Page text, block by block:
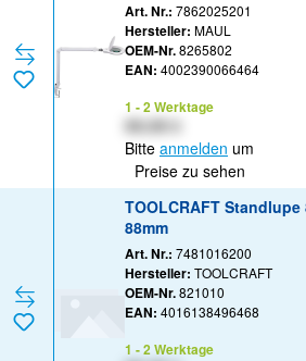
Art. Nr.: 7862025201
Hersteller: MAUL
OEM-Nr.8265802
EAN: 4002390066464
1 - 2 Werktage
Bitte anmelden um
Preise zu sehen
TOOLCRAFT
88mm
Art. Nr.: 7481016200
Hersteller: TOOLCRAFT
OEM-Nr.821010
EAN: 4016138496468
1 - 2 Werktage